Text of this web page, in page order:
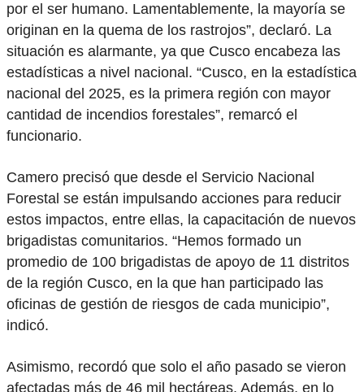
por el ser humano. Lamentablemente, la mayoría se
originan en la quema de los rastrojos”, declaró. La
situación es alarmante, ya que Cusco encabeza las
estadísticas a nivel nacional. “Cusco, en la estadística
nacional del 2025, es la primera región con mayor
cantidad de incendios forestales”, remarcó el
funcionario.
Camero precisó que desde el Servicio Nacional
Forestal se están impulsando acciones para reducir
estos impactos, entre ellas, la capacitación de nuevos
brigadistas comunitarios. “Hemos formado un
promedio de 100 brigadistas de apoyo de 11 distritos
de la región Cusco, en la que han participado las
oficinas de gestión de riesgos de cada municipio”,
indicó.
Asimismo, recordó que solo el año pasado se vieron
afectadas más de 46 mil hectáreas. Además, en lo